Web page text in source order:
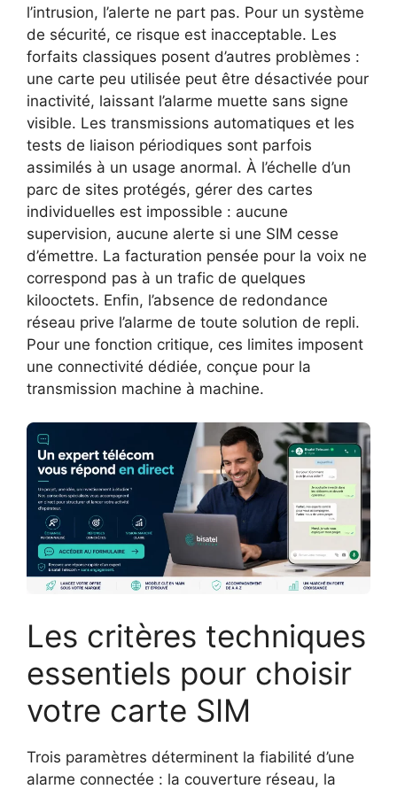
l’intrusion, l’alerte ne part pas. Pour un système
de sécurité, ce risque est inacceptable. Les
forfaits classiques posent d’autres problèmes :
une carte peu utilisée peut être désactivée pour
inactivité, laissant l’alarme muette sans signe
visible. Les transmissions automatiques et les
tests de liaison périodiques sont parfois
assimilés à un usage anormal. À l’échelle d’un
parc de sites protégés, gérer des cartes
individuelles est impossible : aucune
supervision, aucune alerte si une SIM cesse
d’émettre. La facturation pensée pour la voix ne
correspond pas à un trafic de quelques
kilooctets. Enfin, l’absence de redondance
réseau prive l’alarme de toute solution de repli.
Pour une fonction critique, ces limites imposent
une connectivité dédiée, conçue pour la
transmission machine à machine.
Les critères techniques
essentiels pour choisir
votre carte SIM
Trois paramètres déterminent la fiabilité d’une
alarme connectée : la couverture réseau, la